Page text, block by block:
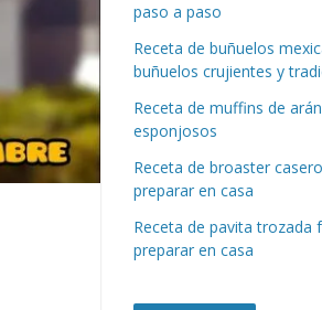
paso a paso
Receta de buñuelos
buñuelos crujientes y
Receta de muffins de
esponjosos
Receta de broaster
preparar en casa
Receta de pavita trozada
preparar en casa